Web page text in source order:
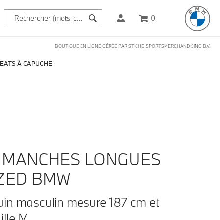
0
BOUTIQUE EN LIGNE GÉRÉE PAR STICHD SPORTSMERCHANDISING B.V.
À CAPUCHE
LONGUES
BMW
masculin mesure 187 cm et